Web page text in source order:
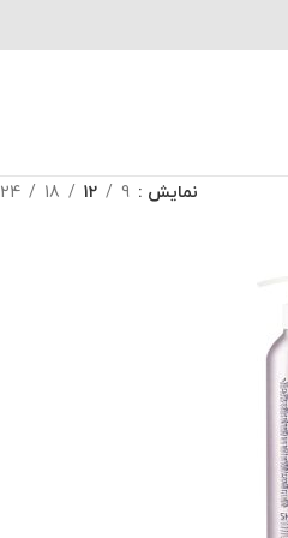
نمایش 9
12
18
24